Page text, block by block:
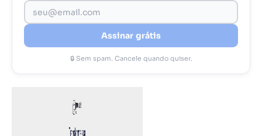
Assinar grátis
🔒 Sem spam. Cancele quando quiser.